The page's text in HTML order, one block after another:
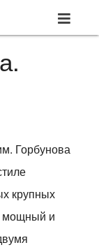
Горбунова
крупных
мощный и